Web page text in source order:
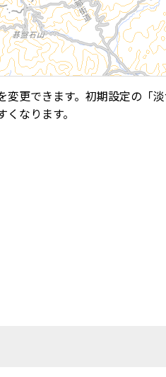
更できます。初期設定の
なります。